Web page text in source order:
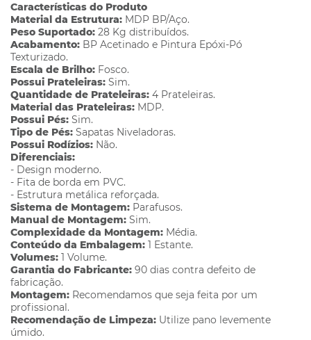
Características do Produto
Material da Estrutura: MDP BP/Aço.
Peso Suportado: 28 Kg distribuídos.
Acabamento: BP Acetinado e Pintura Epóxi-Pó
Texturizado.
Escala de Brilho: Fosco.
Possui Prateleiras: Sim.
Quantidade de Prateleiras: 4 Prateleiras.
Material das Prateleiras: MDP.
Possui Pés: Sim.
Tipo de Pés: Sapatas Niveladoras.
Possui Rodízios: Não.
Diferenciais:
- Design moderno.
- Fita de borda em PVC.
- Estrutura metálica reforçada.
Sistema de Montagem: Parafusos.
Manual de Montagem: Sim.
Complexidade da Montagem: Média.
Conteúdo da Embalagem: 1 Estante.
Volumes: 1 Volume.
Garantia do Fabricante: 90 dias contra defeito de
fabricação.
Montagem: Recomendamos que seja feita por um
profissional.
Recomendação de Limpeza: Utilize pano levemente
úmido.